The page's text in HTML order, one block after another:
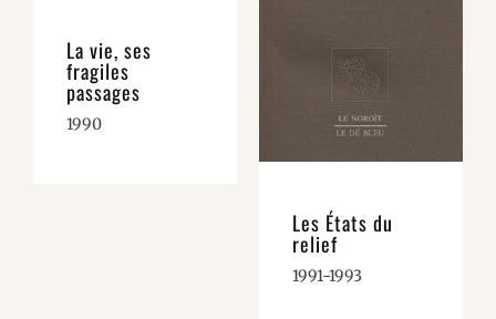
Les États du
relief
1991-1993
La vie, ses
fragiles
passages
1990